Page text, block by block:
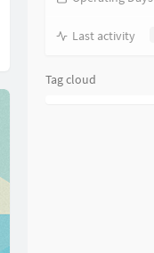
Last activity
Tag cloud